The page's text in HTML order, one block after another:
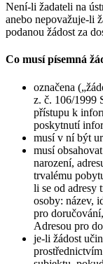
Není-li žadateli na
anebo nepovažuje-li
podanou žádost za
Co musí písemná
označena
z. č. 106/1999
přístupu k
poskytnutí
musí v ní být
musí
narození,
trvalému
li se od adresy
osoby: název,
pro
Adresou pro
je-li žádost